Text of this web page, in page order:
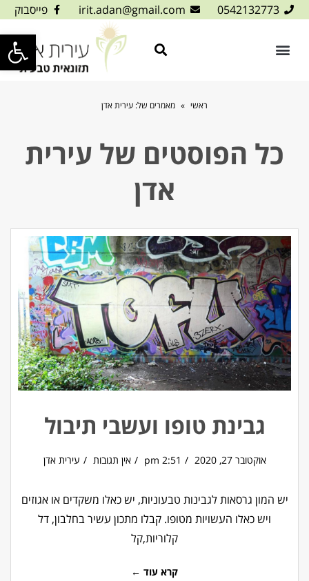
פתח
0542132773
irit.adan@gmail.com פייסבוק
ראשי » מאמרים של: עירית אדן
כל הפוסטים של עירית
אדן
גבינת טופו ועשבי תיבול
אוקטובר 27, 2020 2:51 pm אין תגובות עירית אדן
יש המון גרסאות לגבינות טבעוניות, יש כאלו משקדים או אגוזים
ויש כאלו העשויות מטופו. קבלו מתכון עשיר בחלבון, דל
קלוריות,קל
קרא עוד ←